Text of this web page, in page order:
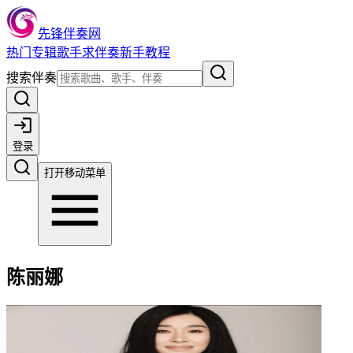
先锋伴奏网
热门 专辑歌手求伴奏新手教程
搜索伴奏
登录
打开移动菜单
陈丽娜